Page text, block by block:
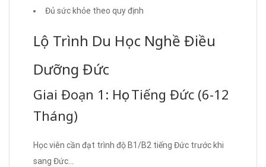
Đủ sức khỏe theo quy định
Lộ Trình Du Học Nghề Điều
Dưỡng Đức
Giai Đoạn 1: Học Tiếng Đức (6-12
Tháng)
Học viên cần đạt trình độ B1/B2 tiếng Đức trước khi
sang Đức…